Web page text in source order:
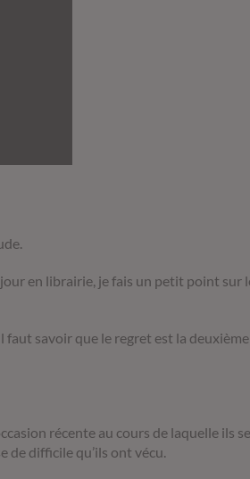
en librairie, je fais un petit point sur
faut savoir que le regret est la
récente au cours de laquelle ils
de difficile qu’ils ont vécu.